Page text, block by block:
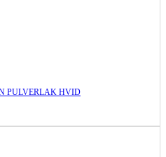
PULVERLAK HVID